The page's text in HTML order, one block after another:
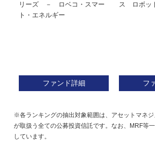
リーズ － ロベコ・スマー
ト・エネルギー
ファンド詳細
ス ロボッ
フ
※各ランキングの抽出対象範囲は、アセットマネ
が取扱う全ての公募投資信託です。なお、MRF等
しています。